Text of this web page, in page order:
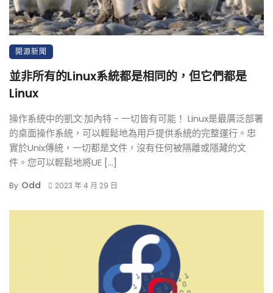
開源新聞
並非所有的Linux系統都是相同的，但它們都是
Linux
操作系統中的凱文·加內特 - 一切皆有可能！ Linux是最廣泛部署
的桌面操作系統，可以輕鬆地為用戶提供系統的完整運行。忠
實於Unix傳統，一切都是文件，沒有任何被隔離或隱藏的文
件。您可以輕鬆地將UE […]
By Odd 2023 年 4 月 29 日